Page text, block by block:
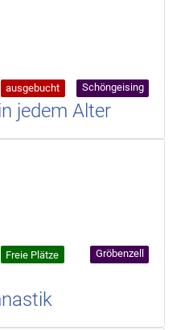
ausgebucht Schöngeising
jedem Alter
Freie Plätze Gröbenzell